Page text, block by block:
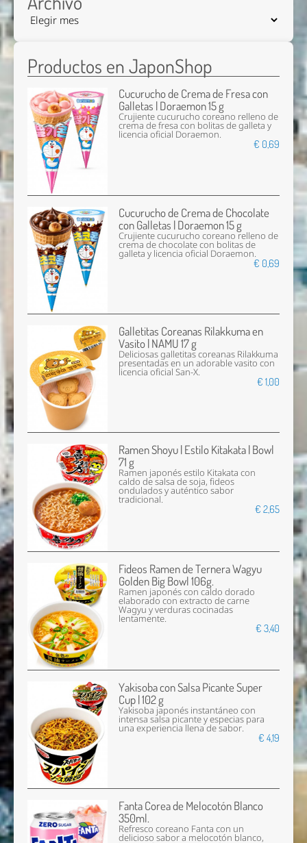
Productos en JaponShop
Cucurucho de Crema de Fresa con
Galletas | Doraemon 15 g
Crujiente cucurucho coreano relleno de
crema de fresa con bolitas de galleta y
licencia oficial Doraemon.
€ 0,69
Cucurucho de Crema de Chocolate
con Galletas | Doraemon 15 g
Crujiente cucurucho coreano relleno de
crema de chocolate con bolitas de
galleta y licencia oficial Doraemon.
€ 0,69
Galletitas Coreanas Rilakkuma en
Vasito | NAMU 17 g
Deliciosas galletitas coreanas Rilakkuma
presentadas en un adorable vasito con
licencia oficial San-X.
€ 1,00
Ramen Shoyu | Estilo Kitakata | Bowl
71 g
Ramen japonés estilo Kitakata con
caldo de salsa de soja, fideos
ondulados y auténtico sabor
tradicional.
€ 2,65
Fideos Ramen de Ternera Wagyu
Golden Big Bowl 106g.
Ramen japonés con caldo dorado
elaborado con extracto de carne
Wagyu y verduras cocinadas
lentamente.
€ 3,40
Yakisoba con Salsa Picante Super
Cup | 102 g
Yakisoba japonés instantáneo con
intensa salsa picante y especias para
una experiencia llena de sabor.
€ 4,19
Fanta Corea de Melocotón Blanco
350ml.
Refresco coreano Fanta con un
delicioso sabor a melocotón blanco,